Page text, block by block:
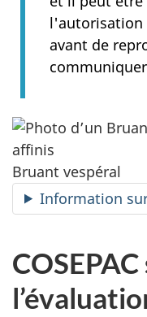
l'autorisation
avant de
Bruant vespéral
Information